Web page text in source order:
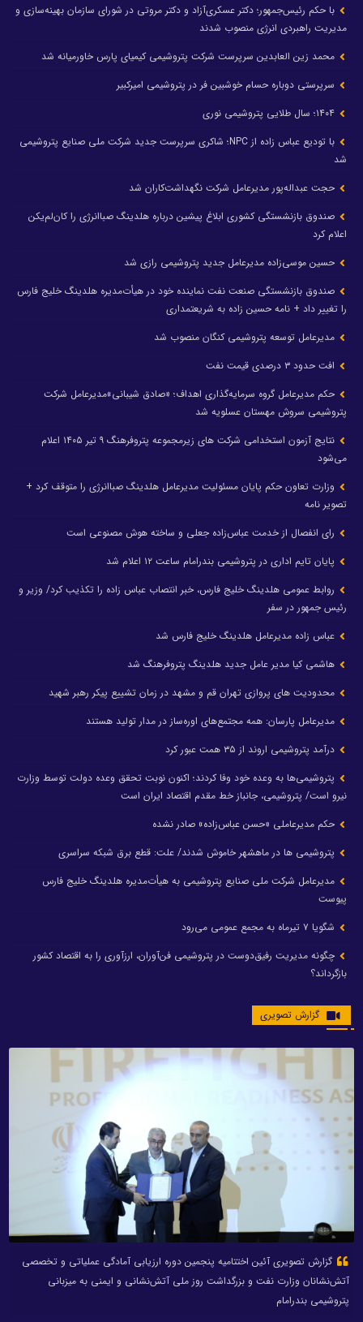
با حکم رئیس‌جمهور؛ دکتر عسکری‌آزاد و دکتر مروتی در شورای سازمان بهینه‌سازی و
مدیریت راهبردی انرژی منصوب شدند
محمد زین العابدین سرپرست شرکت پتروشیمی کیمیای پارس خاورمیانه شد
سرپرستی دوباره حسام خوشبین فر در پتروشیمی امیرکبیر
با تودیع عباس زاده از NPC؛ شاکری سرپرست جدید شرکت ملی صنایع پتروشیمی
شد
حجت عبداله‌پور مدیرعامل شرکت نگهداشت‌کاران شد
صندوق بازنشستگی کشوری ابلاغ پیشین درباره هلدینگ صباانرژی را کان‌لم‌یکن
اعلام کرد
حسین موسی‌زاده مدیرعامل جدید پتروشیمی رازی شد
صندوق بازنشستگی صنعت نفت نماینده خود در هیأت‌مدیره هلدینگ خلیج فارس
را تغییر داد + نامه حسین زاده به شریعتمداری
مدیرعامل توسعه پتروشیمی کنگان منصوب شد
افت حدود ۳ درصدی قیمت نفت
حکم مدیرعامل گروه سرمایه‌گذاری اهداف؛ «صادق شیبانی»مدیرعامل شرکت
پتروشیمی سروش مهستان عسلویه شد
نتایج آزمون استخدامی شرکت های زیرمجموعه پتروفرهنگ ۹ تیر ۱۴۰۵ اعلام
می‌شود
وزارت تعاون حکم پایان مسئولیت مدیرعامل هلدینگ صباانرژی را متوقف کرد +
تصویر نامه
رای انفصال از خدمت عباس‌زاده جعلی و ساخته هوش مصنوعی است
پایان تایم اداری در پتروشیمی بندرامام ساعت ۱۲ اعلام شد
روابط عمومی هلدینگ خلیج فارس، خبر انتصاب عباس زاده را تکذیب کرد/ وزیر و
رئیس جمهور در سفر
عباس زاده مدیرعامل هلدینگ خلیج فارس شد
هاشمی کیا مدیر عامل جدید هلدینگ پتروفرهنگ شد
محدودیت های پروازی تهران قم و مشهد در زمان تشییع پیکر رهبر شهید
مدیرعامل پارسان: همه مجتمع‌های اوره‌ساز در مدار تولید هستند
درآمد پتروشیمی اروند از ۳۵ همت عبور کرد
پتروشیمی‌ها به وعده خود وفا کردند؛ اکنون نوبت تحقق وعده دولت توسط وزارت
نیرو است/ پتروشیمی، جانباز خط مقدم اقتصاد ایران است
حکم مدیرعاملی «حسن عباس‌زاده» صادر نشده
پتروشیمی ها در ماهشهر خاموش شدند/ علت: قطع برق شبکه سراسری
مدیرعامل شرکت ملی صنایع پتروشیمی به هیأت‌مدیره هلدینگ خلیج فارس
پیوست
شگویا ۷ تیرماه به مجمع عمومی می‌رود
چگونه مدیریت رفیق‌دوست در پتروشیمی فن‌آوران، ارزآوری را به اقتصاد کشور
بازگرداند؟
گزارش تصویری
گزارش تصویری آئین اختتامیه پنجمین دوره ارزیابی آمادگی عملیاتی و تخصصی
آتش‌نشانان وزارت نفت و بزرگداشت روز ملی آتش‌نشانی و ایمنی به میزبانی
پتروشیمی بندرامام